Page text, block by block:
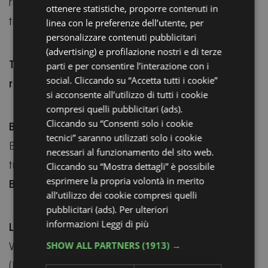
tra suoni e ricordi.
Turni di massimo 12 persone. Escape Room per
ragazze e ragazzi dai 12 ai 15 anni.
Biglietti:
Biglietto unico valido per massimo 12 persone per
turno € 80
Biglietti online:compra ora
Luogo d’incontro:
Villa Torlonia, Via Due Martiri, 2 – San Mauro Pascoli
FRENCH
ottenere statistiche, proporre contenuti in
linea con le preferenze dell’utente, per
personalizzare contenuti pubblicitari
(advertising) e profilazione nostri e di terze
parti e per consentire l’interazione con i
social. Cliccando su “Accetta tutti i cookie”
si acconsente all’utilizzo di tutti i cookie
compresi quelli pubblicitari (ads).
Cliccando su “Consenti solo i cookie
tecnici” saranno utilizzati solo i cookie
necessari al funzionamento del sito web.
Cliccando su “Mostra dettagli” è possibile
esprimere la propria volontà in merito
all’utilizzo dei cookie compresi quelli
pubblicitari (ads). Per ulteriori
informazioni Leggi di più
SHOW ALL PARTNERS (1913) →